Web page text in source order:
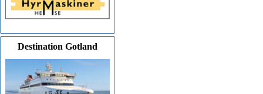
Destination Gotland